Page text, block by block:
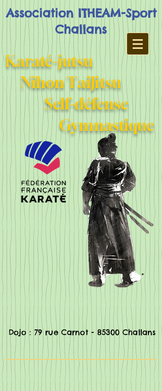
Association ITHEAM-Sport
Challans
Karaté-jutsu
Nihon TaiJitsu
Self-défense
Gymnastique
Dojo : 79 rue Carnot - 85300 Challans